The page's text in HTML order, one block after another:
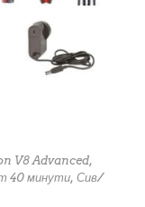
V8 Advanced,
40 минути, Сив/